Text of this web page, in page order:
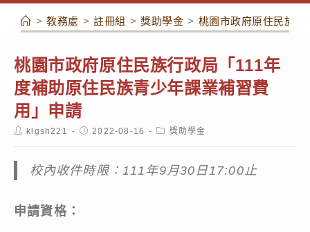
容
> 教務處 > 註冊組 > 獎助學金 > 桃園市政府原住民族
桃園市政府原住民族行政局「111年
度補助原住民族青少年課業補習費
用」申請
Postklgsh221
Post2022-08-16
Post獎助學金
校內收件時限：111年9月30日17:00止
申請資格：